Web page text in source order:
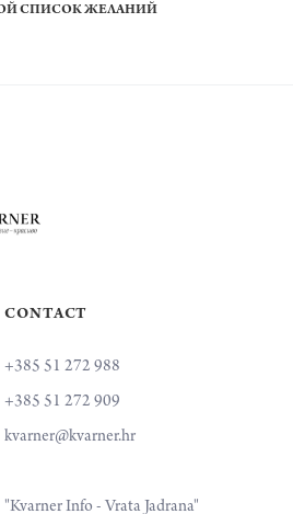
СПИСОК ЖЕЛАНИЙ
CONTACT
+385 51 272 988
+385 51 272 909
kvarner@kvarner.hr
"Kvarner Info - Vrata Jadrana"